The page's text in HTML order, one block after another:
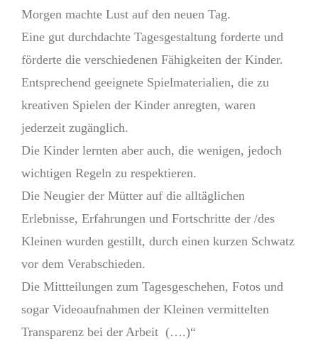
Morgen machte Lust auf den neuen Tag.
Eine gut durchdachte Tagesgestaltung forderte und
förderte die verschiedenen Fähigkeiten der Kinder.
Entsprechend geeignete Spielmaterialien, die zu
kreativen Spielen der Kinder anregten, waren
jederzeit zugänglich.
Die Kinder lernten aber auch, die wenigen, jedoch
wichtigen Regeln zu respektieren.
Die Neugier der Mütter auf die alltäglichen
Erlebnisse, Erfahrungen und Fortschritte der /des
Kleinen wurden gestillt, durch einen kurzen Schwatz
vor dem Verabschieden.
Die Mittteilungen zum Tagesgeschehen, Fotos und
sogar Videoaufnahmen der Kleinen vermittelten
Transparenz bei der Arbeit (….)“